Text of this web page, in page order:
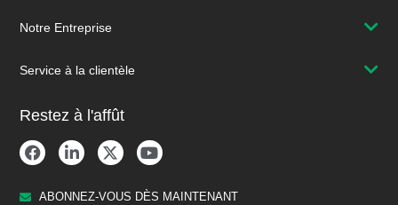
Notre Entreprise
Service à la clientèle
Restez à l'affût
ABONNEZ-VOUS DÈS MAINTENANT